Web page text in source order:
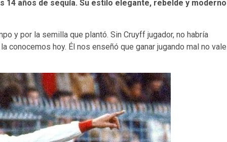
años de sequía. Su estilo elegante, rebelde y moderno
y por la semilla que plantó. Sin Cruyff jugador, no habría
conocemos hoy. Él nos enseñó que ganar jugando mal no vale